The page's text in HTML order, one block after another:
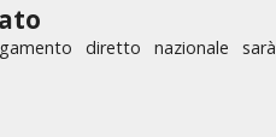
diretto nazionale sarà